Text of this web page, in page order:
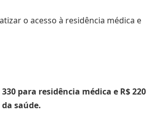
o acesso à residência médica e
para residência médica e R$ 220
saúde.